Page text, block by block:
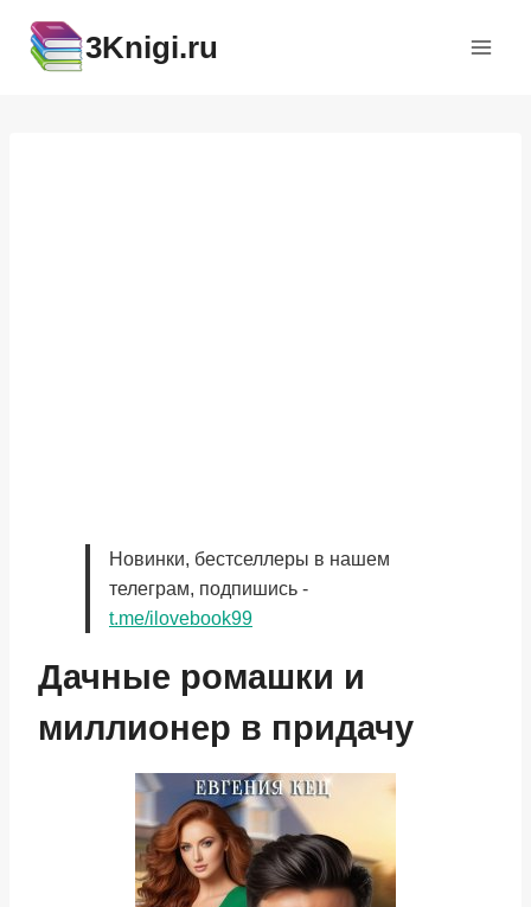
содержимому
3Knigi.ru
Новинки, бестселлеры в нашем
телеграм, подпишись -
t.me/ilovebook99
Дачные ромашки и
миллионер в придачу